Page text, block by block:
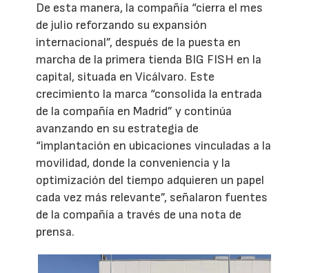
De esta manera, la compañía “cierra el mes
de julio reforzando su expansión
internacional”, después de la puesta en
marcha de la primera tienda BIG FISH en la
capital, situada en Vicálvaro. Este
crecimiento la marca “consolida la entrada
de la compañía en Madrid” y continúa
avanzando en su estrategia de
“implantación en ubicaciones vinculadas a la
movilidad, donde la conveniencia y la
optimización del tiempo adquieren un papel
cada vez más relevante”, señalaron fuentes
de la compañía a través de una nota de
prensa.